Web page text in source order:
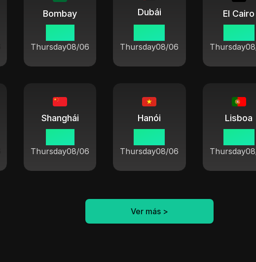
Bombay
Thursday08/06
Dubái
Thursday08/06
El Cairo
Thursday
Shanghái
Thursday08/06
Hanói
Thursday08/06
Lisboa
Thursday
Ver más >